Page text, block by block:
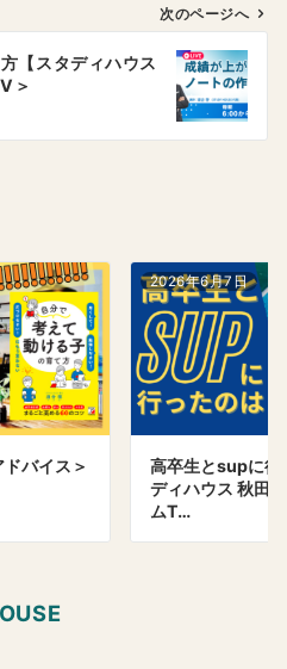
次のページへ
【スタディハウス
＞
バイス＞
2026年6月7日
高卒生とsupに行
ディハウス 秋田
ムT…